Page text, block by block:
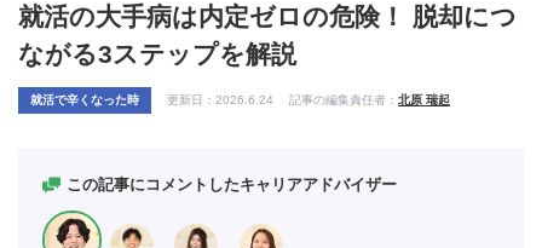
就活の大手病は内定ゼロの危険！ 脱却につ
ながる3ステップを解説
就活で辛くなった時 更新日： 2026.6.24 記事の編集責任者： 北原 瑞起
この記事にコメントしたキャリアアドバイザー